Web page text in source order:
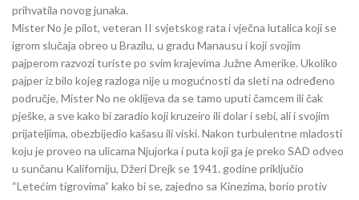
prihvatila novog junaka.
Mister No je pilot, veteran II svjetskog rata i vječna lutalica koji se
igrom slučaja obreo u Brazilu, u gradu Manausu i koji svojim
pajperom razvozi turiste po svim krajevima Južne Amerike. Ukoliko
pajper iz bilo kojeg razloga nije u mogućnosti da sleti na određeno
područje, Mister No ne oklijeva da se tamo uputi čamcem ili čak
pješke, a sve kako bi zaradio koji kruzeiro ili dolar i sebi, ali i svojim
prijateljima, obezbijedio kašasu ili viski. Nakon turbulentne mladosti
koju je proveo na ulicama Njujorka i puta koji ga je preko SAD odveo
u sunčanu Kaliforniju, Džeri Drejk se 1941. godine priključio
“Letećim tigrovima” kako bi se, zajedno sa Kinezima, borio protiv